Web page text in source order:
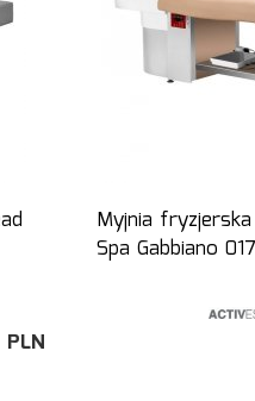
PLN
Myjnia
Spa Gabbiano